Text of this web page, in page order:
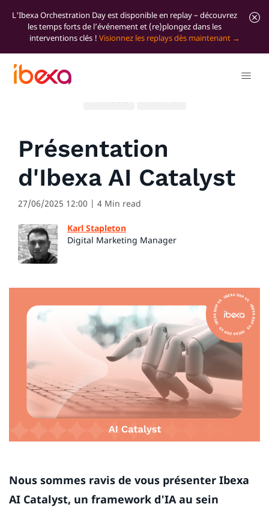
L'Ibexa Orchestration Day est disponible en replay – découvrez
les temps forts de l’événement et (re)plongez dans les
interventions clés ! Visionnez les replays dès maintenant
Tous les articles de blog
Présentation
d'Ibexa AI Catalyst
27/06/2025 12:00 | 4 Min read
Karl Stapleton
Digital Marketing Manager
Nous sommes ravis de vous présenter Ibexa
AI Catalyst, un framework d'IA au sein